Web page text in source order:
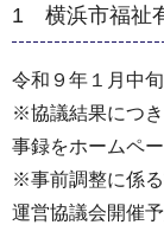
1 横浜市福祉
令和９年１月中
※協議結果につ
事録をホームペ
※事前調整に係
運営協議会開催